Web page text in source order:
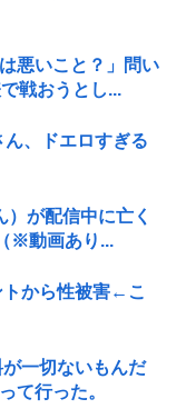
悪いこと？」問い
戦おうとし...
、ドエロすぎる
が配信中に亡く
※動画あり...
トから性被害←こ
一切ないもんだ
て行った。